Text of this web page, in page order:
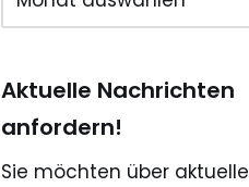
Aktuelle Nachrichten
anfordern!
Sie möchten über aktuelle